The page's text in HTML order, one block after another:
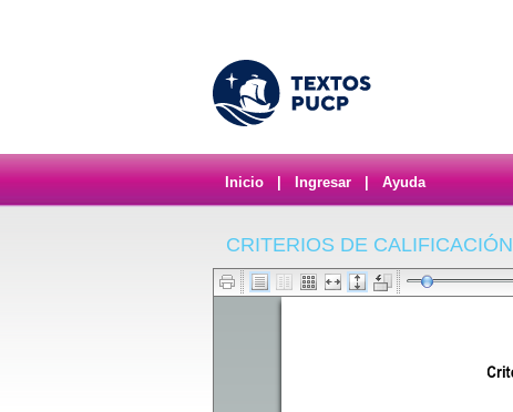
Inicio Ingresar Ayuda
CRITERIOS DE CALIFICACIÓN